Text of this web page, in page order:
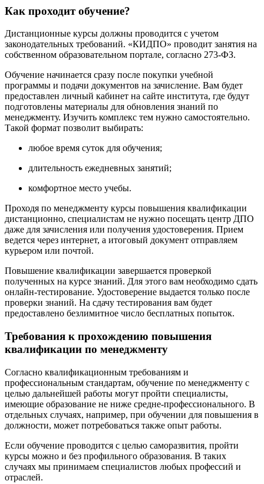
Как проходит обучение?
Дистанционные курсы должны проводится с учетом
законодательных требований. «КИДПО» проводит занятия на
собственном образовательном портале, согласно 273-ФЗ.
Обучение начинается сразу после покупки учебной
программы и подачи документов на зачисление. Вам будет
предоставлен личный кабинет на сайте института, где будут
подготовлены материалы для обновления знаний по
менеджменту. Изучить комплекс тем нужно самостоятельно.
Такой формат позволит выбирать:
любое время суток для обучения;
длительность ежедневных занятий;
комфортное место учебы.
Проходя по менеджменту курсы повышения квалификации
дистанционно, специалистам не нужно посещать центр ДПО
даже для зачисления или получения удостоверения. Прием
ведется через интернет, а итоговый документ отправляем
курьером или почтой.
Повышение квалификации завершается проверкой
полученных на курсе знаний. Для этого вам необходимо сдать
онлайн-тестирование. Удостоверение выдается только после
проверки знаний. На сдачу тестирования вам будет
предоставлено безлимитное число бесплатных попыток.
Требования к прохождению повышения
квалификации по менеджменту
Согласно квалификационным требованиям и
профессиональным стандартам, обучение по менеджменту с
целью дальнейшей работы могут пройти специалисты,
имеющие образование не ниже средне-профессионального. В
отдельных случаях, например, при обучении для повышения в
должности, может потребоваться также опыт работы.
Если обучение проводится с целью саморазвития, пройти
курсы можно и без профильного образования. В таких
случаях мы принимаем специалистов любых профессий и
отраслей.